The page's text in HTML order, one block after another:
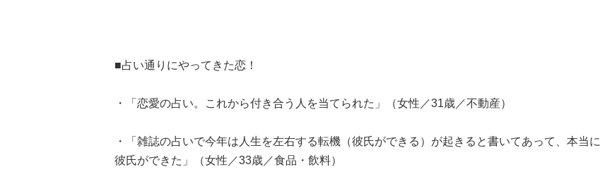
■占い通りにやってきた恋！
・「恋愛の占い。これから付き合う人を当てられた」（女性／31歳／不動産）
・「雑誌の占いで今年は人生を左右する転機（彼氏ができる）が起きると書いてあって、本当に
彼氏ができた」（女性／33歳／食品・飲料）